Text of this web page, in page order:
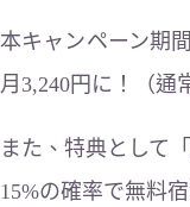
本キャンペーン期
月3,240円に！（通
また、特典として
15%の確率で無料